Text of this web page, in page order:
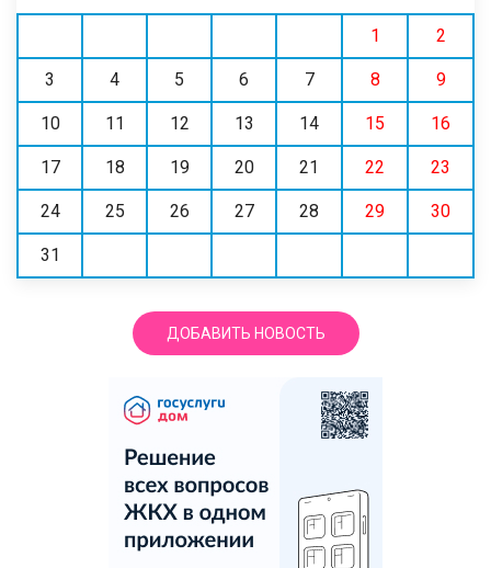
1 2
3 4 5 6 7 8 9
10 11 12 13 14 15 16
17 18 19 20 21 22 23
24 25 26 27 28 29 30
31
ДОБАВИТЬ НОВОСТЬ